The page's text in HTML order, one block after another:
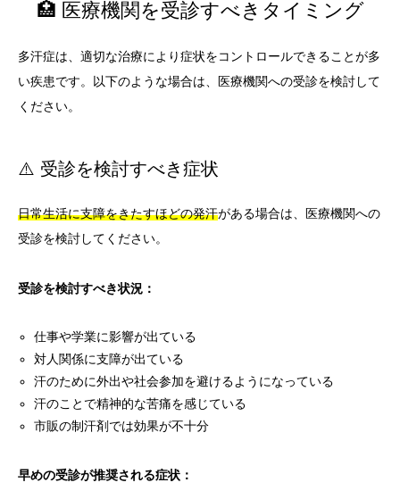
🏥 医療機関を受診すべきタイミング
多汗症は、適切な治療により症状をコントロールできることが多
い疾患です。以下のような場合は、医療機関への受診を検討して
ください。
⚠️ 受診を検討すべき症状
日常生活に支障をきたすほどの発汗がある場合は、医療機関への
受診を検討してください。
受診を検討すべき状況：
仕事や学業に影響が出ている
対人関係に支障が出ている
汗のために外出や社会参加を避けるようになっている
汗のことで精神的な苦痛を感じている
市販の制汗剤では効果が不十分
早めの受診が推奨される症状：